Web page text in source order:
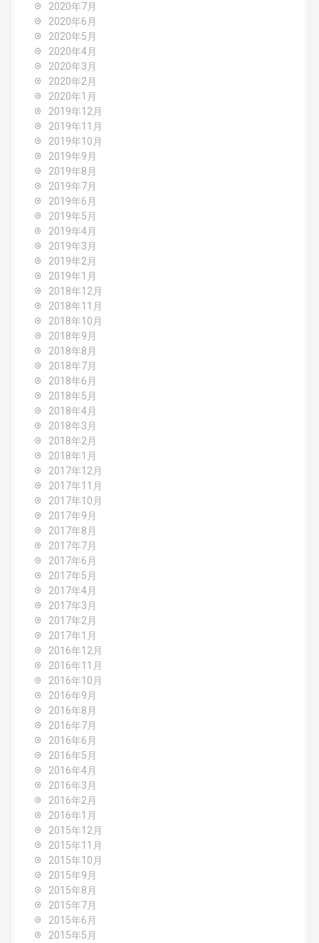
2020年7月
2020年6月
2020年5月
2020年4月
2020年3月
2020年2月
2020年1月
2019年12月
2019年11月
2019年10月
2019年9月
2019年8月
2019年7月
2019年6月
2019年5月
2019年4月
2019年3月
2019年2月
2019年1月
2018年12月
2018年11月
2018年10月
2018年9月
2018年8月
2018年7月
2018年6月
2018年5月
2018年4月
2018年3月
2018年2月
2018年1月
2017年12月
2017年11月
2017年10月
2017年9月
2017年8月
2017年7月
2017年6月
2017年5月
2017年4月
2017年3月
2017年2月
2017年1月
2016年12月
2016年11月
2016年10月
2016年9月
2016年8月
2016年7月
2016年6月
2016年5月
2016年4月
2016年3月
2016年2月
2016年1月
2015年12月
2015年11月
2015年10月
2015年9月
2015年8月
2015年7月
2015年6月
2015年5月